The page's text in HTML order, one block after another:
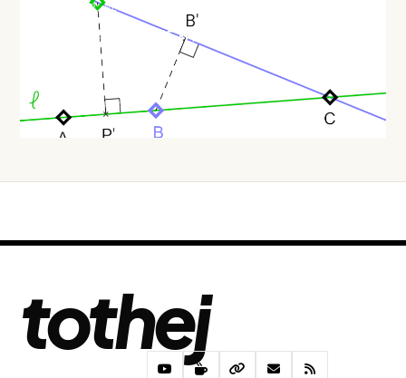
HACKER NEWS
두 점만 지나는 직선은 반드시 있다: 실베스터–갈라이 정리와 극
오늘 · 24 READS
tothej